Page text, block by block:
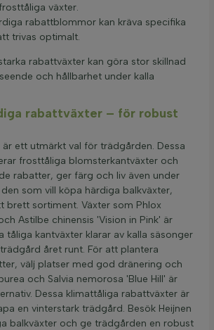
växter.
rabattblommor kan kräva specifika
trivas optimalt.
rabattväxter kan göra stor skillnad
och hållbarhet under kalla
rabattväxter – för robust
är ett utmärkt val för trädgården. Dessa
frosttåliga blomsterkantväxter och
rabatter, ger färg och liv även under
som vill köpa härdiga balkväxter,
brett sortiment. Växter som Phlox
Astilbe chinensis 'Vision in Pink' är
tåliga kantväxter klarar av kalla säsonger
året runt. För att plantera
välj platser med god dränering och
och Salvia nemorosa 'Blue Hill' är
Dessa klimattåliga rabattväxter är
en vinterstark trädgård. Besök Heijnen
balkväxter och ge trädgården en robust